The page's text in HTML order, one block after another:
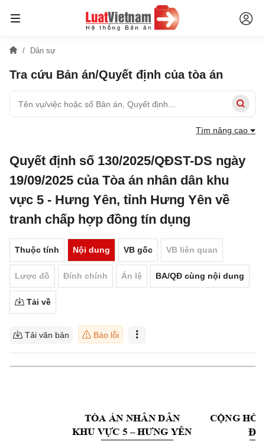
Dân sự
Tra cứu Bản án/Quyết định của tòa án
Tìm nâng cao
Quyết định số 130/2025/QĐST-DS ngày
19/09/2025 của Tòa án nhân dân khu
vực 5 - Hưng Yên, tỉnh Hưng Yên về
tranh chấp hợp đồng tín dụng
Thuộc tính Nội dung VB gốc VB liên quan
Lược đồ Đính chính Án lệ BA/QĐ cùng nội dung
Tải về
Tải văn bản Báo lỗi
TÒA ÁN NHÂN DÂN
KHU VỰC 5 – HƯNG YÊN
CỘNG